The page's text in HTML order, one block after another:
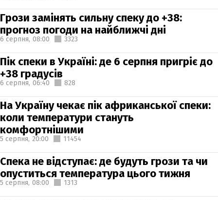
Грози замінять сильну спеку до +38:
прогноз погоди на найближчі дні
6 серпня, 08:00 3323
Пік спеки в Україні: де 6 серпня пригріє до
+38 градусів
6 серпня, 06:40 828
На Україну чекає пік африканської спеки:
коли температури стануть
комфортнішими
5 серпня, 20:00 11454
Спека не відступає: де будуть грози та чи
опуститься температура цього тижня
5 серпня, 08:00 1313